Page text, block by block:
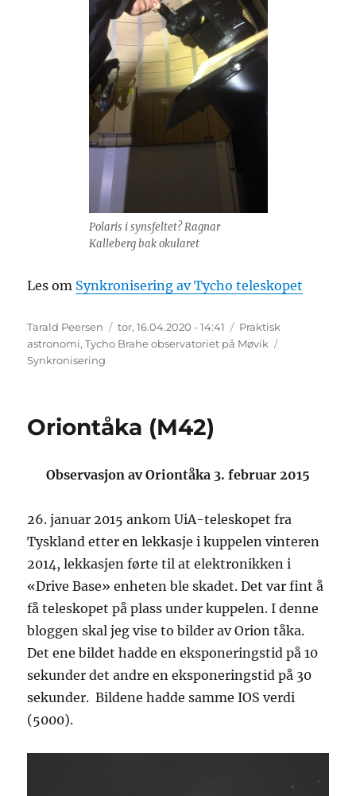
Polaris i synsfeltet? Ragnar
Kalleberg bak okularet
Les om Synkronisering av Tycho teleskopet
Forfatter
Tarald Peersen Publisert
tor, 16.04.2020 - 14:41 Kategorier
Praktisk
astronomi,Tycho Brahe observatoriet på Møvik
Synkronisering
Oriontåka (M42)
Observasjon av Oriontåka 3. februar 2015
26. januar 2015 ankom UiA-teleskopet fra
Tyskland etter en lekkasje i kuppelen vinteren
2014, lekkasjen førte til at elektronikken i
«Drive Base» enheten ble skadet. Det var fint å
få teleskopet på plass under kuppelen. I denne
bloggen skal jeg vise to bilder av Orion tåka.
Det ene bildet hadde en eksponeringstid på 10
sekunder det andre en eksponeringstid på 30
sekunder. Bildene hadde samme IOS verdi
(5000).